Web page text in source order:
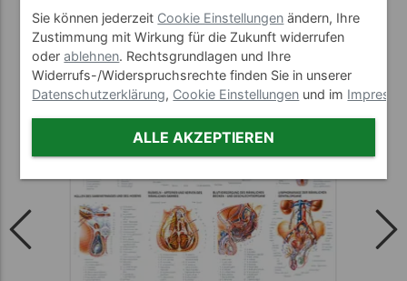
Sie können jederzeit Cookie Einstellungen ändern, Ihre
Zustimmung mit Wirkung für die Zukunft widerrufen
oderablehnen. Rechtsgrundlagen und Ihre
Widerrufs-/Widerspruchsrechte finden Sie in unserer
Datenschutzerklärung, Cookie Einstellungen und im
ALLE AKZEPTIEREN